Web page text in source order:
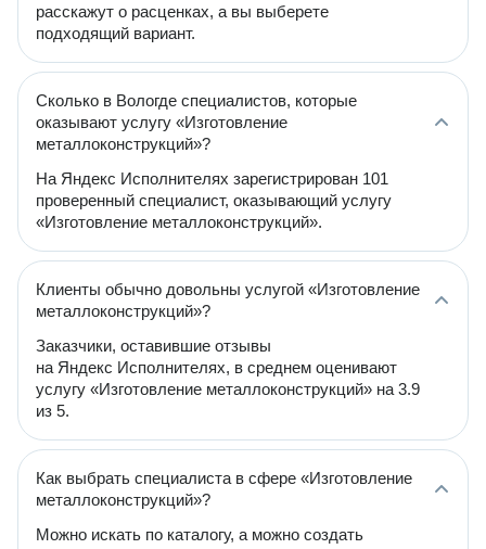
расскажут о расценках, а вы выберете
подходящий вариант.
Сколько в Вологде специалистов, которые
оказывают услугу «Изготовление
металлоконструкций»?
На Яндекс Исполнителях зарегистрирован 101
проверенный специалист, оказывающий услугу
«Изготовление металлоконструкций».
Клиенты обычно довольны услугой «Изготовление
металлоконструкций»?
Заказчики, оставившие отзывы
на Яндекс Исполнителях, в среднем оценивают
услугу «Изготовление металлоконструкций» на 3.9
из 5.
Как выбрать специалиста в сфере «Изготовление
металлоконструкций»?
Можно искать по каталогу, а можно создать